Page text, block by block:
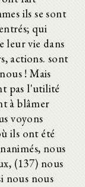
ils se sont
qui
leur vie dans
actions. sont
! Mais
pas l'utilité
à blâmer
voyons
ils ont été
nous
(137) nous
nous nous